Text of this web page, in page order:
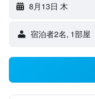
8月13日 木
宿泊者2名, 1​部屋